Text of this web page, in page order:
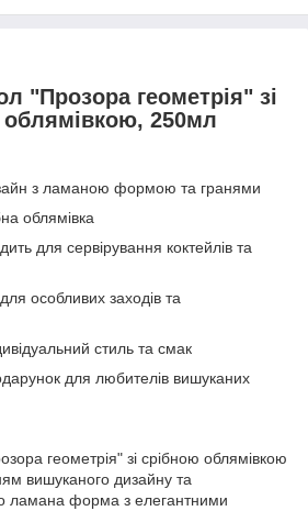
"Прозора геометрія" зі
облямівкою, 250мл
з ламаною формою та гранями
облямівка
для сервірування коктейлів та
особливих заходів та
стиль та смак
для любителів вишуканих
геометрія" зі срібною облямівкою
вишуканого дизайну та
ламана форма з елегантними